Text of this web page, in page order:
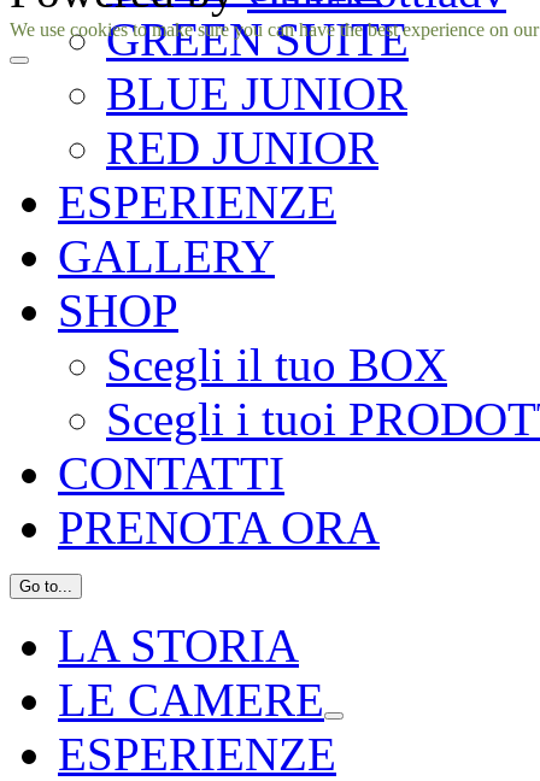
GREEN SUITE
BLUE JUNIOR
RED JUNIOR
ESPERIENZE
GALLERY
SHOP
Scegli il tuo BOX
Scegli i tuoi
CONTATTI
PRENOTA ORA
Go to...
LA STORIA
LE CAMERE
ESPERIENZE
Facebook
Instagram
We use cookies to make sure you can have the best experience on